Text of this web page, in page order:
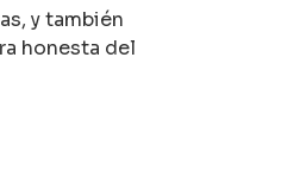
y también
honesta del